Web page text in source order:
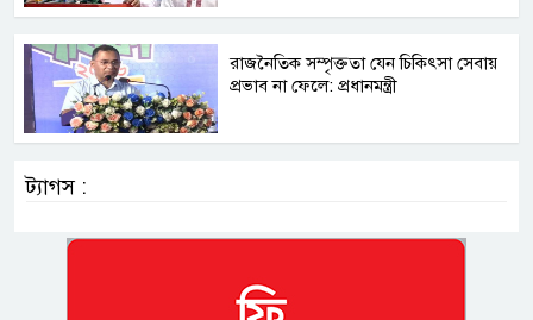
রাজনৈতিক সম্পৃক্ততা যেন চিকিৎসা সেবায়
প্রভাব না ফেলে: প্রধানমন্ত্রী
ট্যাগস :